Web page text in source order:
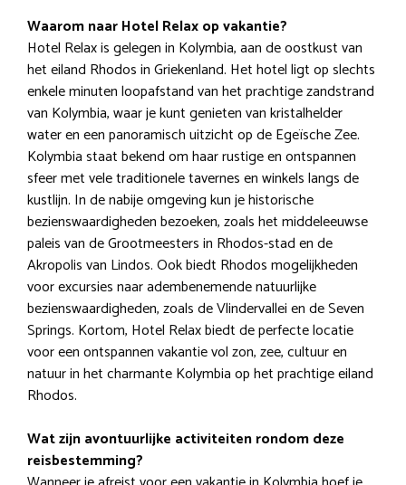
Waarom naar Hotel Relax op vakantie?
Hotel Relax is gelegen in Kolymbia, aan de oostkust van
het eiland Rhodos in Griekenland. Het hotel ligt op slechts
enkele minuten loopafstand van het prachtige zandstrand
van Kolymbia, waar je kunt genieten van kristalhelder
water en een panoramisch uitzicht op de Egeïsche Zee.
Kolymbia staat bekend om haar rustige en ontspannen
sfeer met vele traditionele tavernes en winkels langs de
kustlijn. In de nabije omgeving kun je historische
bezienswaardigheden bezoeken, zoals het middeleeuwse
paleis van de Grootmeesters in Rhodos-stad en de
Akropolis van Lindos. Ook biedt Rhodos mogelijkheden
voor excursies naar adembenemende natuurlijke
bezienswaardigheden, zoals de Vlindervallei en de Seven
Springs. Kortom, Hotel Relax biedt de perfecte locatie
voor een ontspannen vakantie vol zon, zee, cultuur en
natuur in het charmante Kolymbia op het prachtige eiland
Rhodos.
Wat zijn avontuurlijke activiteiten rondom deze
reisbestemming?